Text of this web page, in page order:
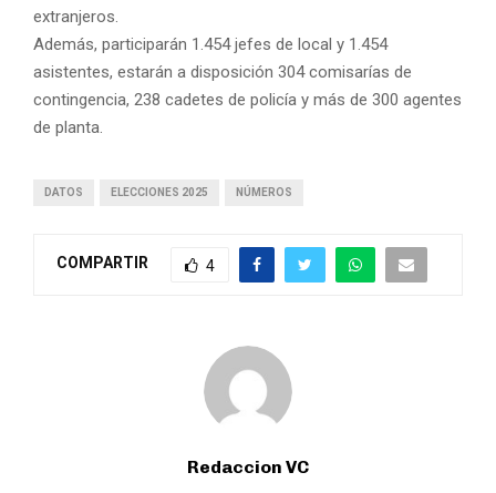
extranjeros.
Además, participarán 1.454 jefes de local y 1.454
asistentes, estarán a disposición 304 comisarías de
contingencia, 238 cadetes de policía y más de 300 agentes
de planta.
DATOS ELECCIONES 2025 NÚMEROS
COMPARTIR 4
Redaccion VC